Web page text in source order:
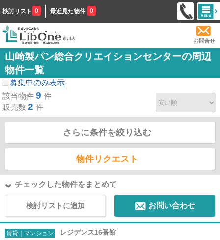
検討リスト 0 最近見た物件 0
お問合せ
山崎製パン総合クリエイションセンターの周辺
物件一覧
募集中のみ表示
該当物件 9 件
販売数 2 件
さらに条件を絞り込む
物件リクエスト
チェックした物件をまとめて
検討リストに追加 お問い合わせ
賃貸｜マンション レジデンス16番館